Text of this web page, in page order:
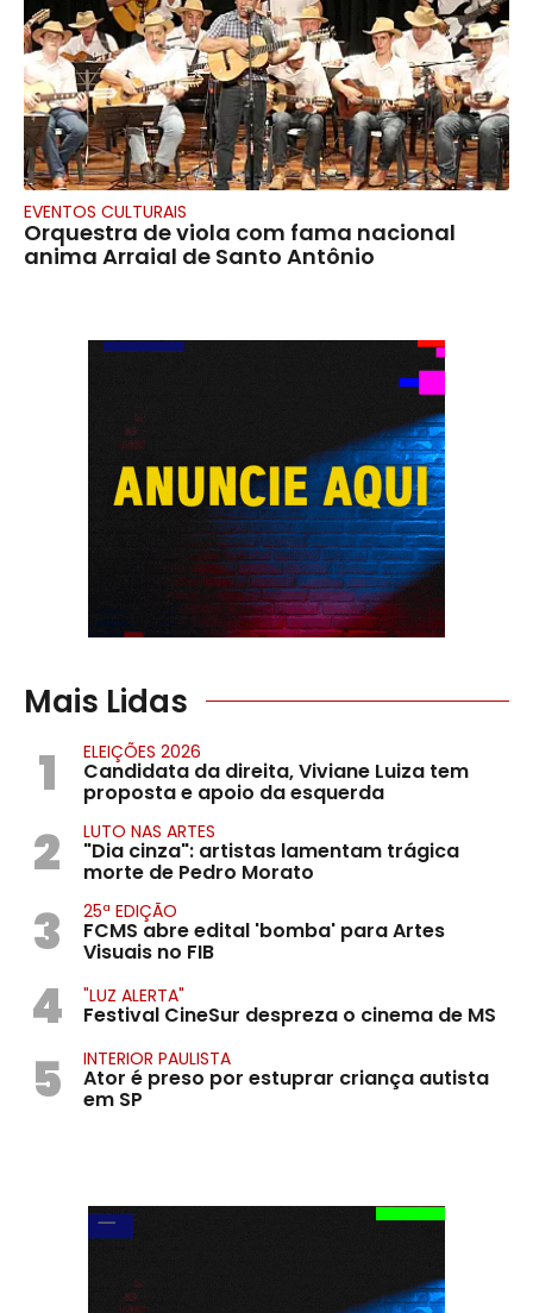
EVENTOS CULTURAIS
Orquestra de viola com fama nacional
anima Arraial de Santo Antônio
Mais Lidas
1 ELEIÇÕES 2026
Candidata da direita, Viviane Luiza tem
proposta e apoio da esquerda
2 LUTO NAS ARTES
"Dia cinza": artistas lamentam trágica
morte de Pedro Morato
3 25ª EDIÇÃO
FCMS abre edital 'bomba' para Artes
Visuais no FIB
4 "LUZ ALERTA"
Festival CineSur despreza o cinema de MS
5 INTERIOR PAULISTA
Ator é preso por estuprar criança autista
em SP